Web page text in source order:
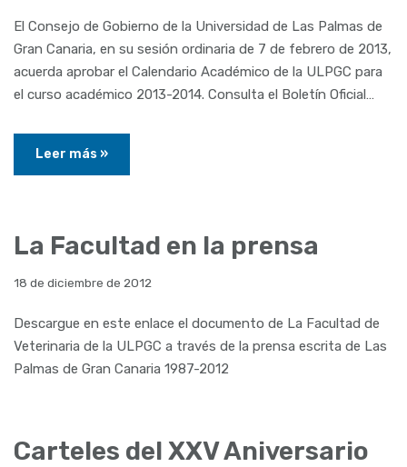
El Consejo de Gobierno de la Universidad de Las Palmas de
Gran Canaria, en su sesión ordinaria de 7 de febrero de 2013,
acuerda aprobar el Calendario Académico de la ULPGC para
el curso académico 2013-2014. Consulta el Boletín Oficial…
Leer más »
La Facultad en la prensa
18 de diciembre de 2012
Descargue en este enlace el documento de La Facultad de
Veterinaria de la ULPGC a través de la prensa escrita de Las
Palmas de Gran Canaria 1987-2012
Carteles del XXV Aniversario